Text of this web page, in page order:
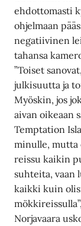
ehdottomasti
ohjelmaan
negatiivinen
tahansa
”Toiset
julkisuutta ja
Myöskin, jos
aivan oikeaan
Temptation
minulle, mutta
reissu kaikin
suhteita, vaan
kaikki kuin
Norjavaara